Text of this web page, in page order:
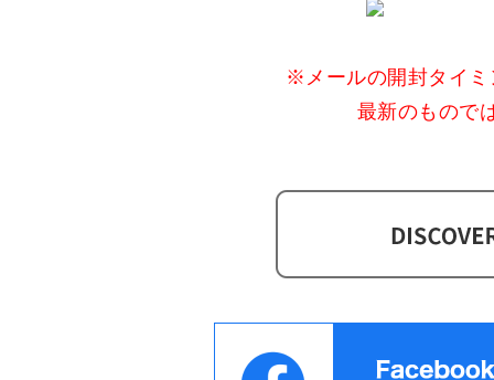
※メールの開封タイミ
最新のもので